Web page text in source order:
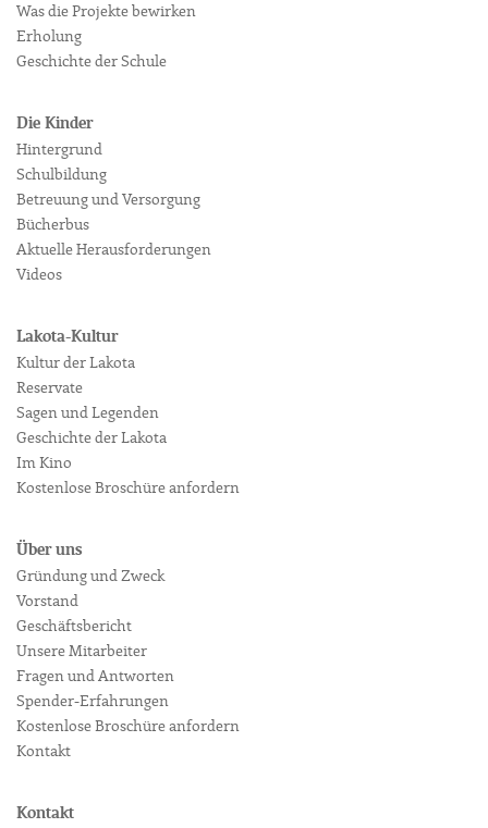
Was die Projekte bewirken
Erholung
Geschichte der Schule
Die Kinder
Hintergrund
Schulbildung
Betreuung und Versorgung
Bücherbus
Aktuelle Herausforderungen
Videos
Lakota-Kultur
Kultur der Lakota
Reservate
Sagen und Legenden
Geschichte der Lakota
Im Kino
Kostenlose Broschüre anfordern
Über uns
Gründung und Zweck
Vorstand
Geschäftsbericht
Unsere Mitarbeiter
Fragen und Antworten
Spender-Erfahrungen
Kostenlose Broschüre anfordern
Kontakt
Kontakt